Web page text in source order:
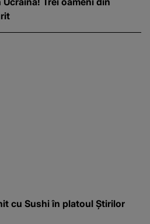
cu Sushi în platoul Știrilor